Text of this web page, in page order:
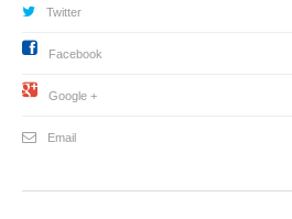
Twitter
Facebook
Google +
Email